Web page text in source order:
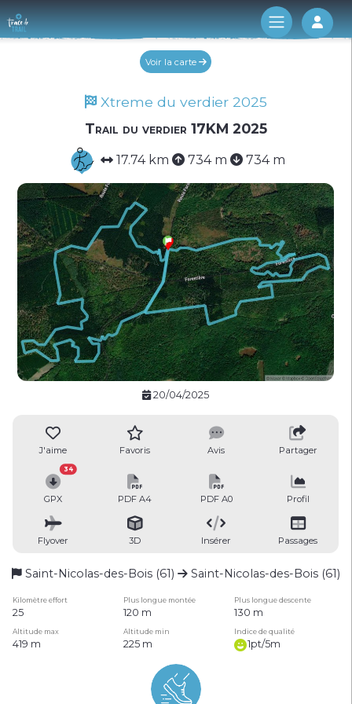
Log
Voir la carte
Xtreme du verdier 2025
Trail du verdier 17KM 2025
17.74 km 734 m 734 m
20/04/2025
J'aime Favoris Avis Partager
GPX
34
PDF A4 PDF A0 Profil
Flyover 3D Insérer Passages
Saint-Nicolas-des-Bois (61) Saint-Nicolas-des-Bois (61)
Kilomètre effort Plus longue montée Plus longue descente
25 120 m 130 m
Altitude max Altitude min Indice de qualité
419 m 225 m 1pt/5m